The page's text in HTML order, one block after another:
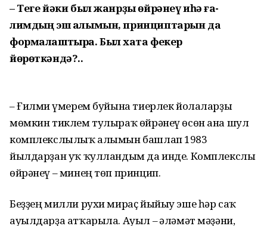
– Теге йәки был жанрҙы өйрәнеү иһә ға­
лимдың эш алымын, принциптарын да
формалаштыра. Был хаҡта фекер
йөрөткәндә?..
– Ғилми ғүмерем буйына тиерлек йолаларҙы
мөмкин тиклем тулыраҡ өйрәнеү өсөн ана шул
комплекслылыҡ алымын башлап 1983
йылдарҙан уҡ ҡулландым да инде. Комплекслы
өйрәнеү – минең төп принцип.
Беҙҙең милли рухи мираҫ йыйыу эше һәр саҡ
ауылдарҙа атҡарыла. Ауыл – ғәләмәт мәҙәни,